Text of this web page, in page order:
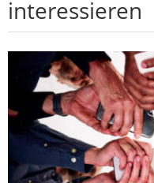
interessieren